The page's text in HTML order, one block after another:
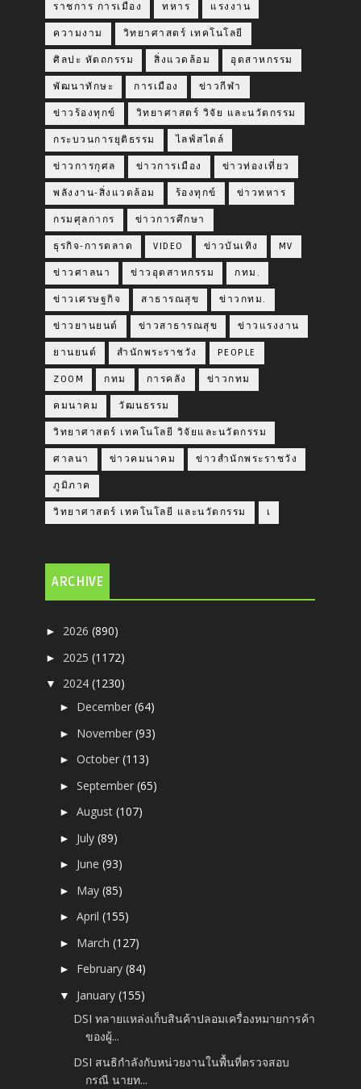
ราชการ การเมือง ทหาร แรงงาน
ความงาม วิทยาศาสตร์ เทคโนโลยี
ศิลปะ หัตถกรรม สิ่งแวดล้อม อุตสาหกรรม
พัฒนาทักษะ การเมือง ข่าวกีฬา
ข่าวร้องทุกข์ วิทยาศาสตร์ วิจัย และนวัตกรรม
กระบวนการยุติธรรม ไลฟ์สไตล์
ข่าวการกุศล ข่าวการเมือง ข่าวท่องเที่ยว
พลังงาน-สิ่งแวดล้อม ร้องทุกข์ ข่าวทหาร
กรมศุลกากร ข่าวการศึกษา
ธุรกิจ-การตลาด VIDEO ข่าวบันเทิง MV
ข่าวศาลนา ข่าวอุตสาหกรรม กทม.
ข่าวเศรษฐกิจ สาธารณสุข ข่าวกทม.
ข่าวยานยนต์ ข่าวสาธารณสุข ข่าวแรงงาน
ยานยนต์ สำนักพระราชวัง PEOPLE
ZOOM กทม การคลัง ข่าวกทม
คมนาคม วัฒนธรรม
วิทยาศาสตร์ เทคโนโลยี วิจัยและนวัตกรรม
ศาลนา ข่าวคมนาคม ข่าวสำนักพระราชวัง
ภูมิภาค
วิทยาศาสตร์ เทคโนโลยี และนวัตกรรม เ
ARCHIVE
► 2026(890)
► 2025(1172)
▼ 2024(1230)
► December(64)
► November(93)
►October(113)
►September(65)
►August(107)
► July(89)
► June(93)
► May(85)
►April(155)
► March(127)
► February(84)
▼ January(155)
DSI ทลายแหล่งเก็บสินค้าปลอมเครื่องหมายการค้า
ของผู้...
DSI สนธิกำลังกับหน่วยงานในพื้นที่ตรวจสอบ
กรณี นายท...